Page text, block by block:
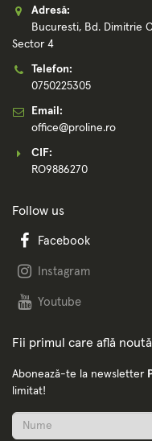
Adresă:
Bucuresti, Bd. Dimitrie
Sector 4
Telefon:
0750225305
Email:
office@proline.ro
CIF:
RO9886270
Follow us
Facebook
Instagram
Youtube
Fii primul care află
Abonează-te la newsletter
limitat!